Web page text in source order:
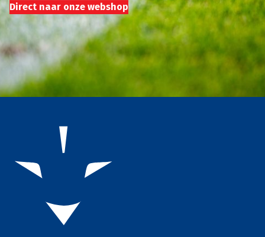
Direct naar onze webshop